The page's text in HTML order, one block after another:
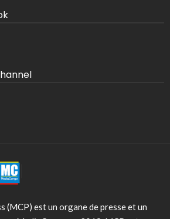
(MCP) est un organe de presse et un